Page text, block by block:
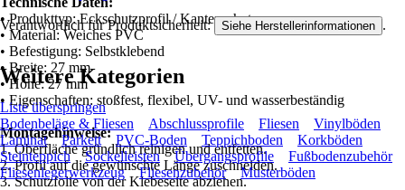
• Produkttyp: Eckschutzprofil / Kantenschutz
• Material: Weiches PVC
• Befestigung: Selbstklebend
• Breite: 27 mm
• Höhe: 27 mm
• Eigenschaften: stoßfest, flexibel, UV- und wasserbeständig
Montagehinweise:
1. Oberfläche gründlich reinigen und entfetten.
2. Profil auf die gewünschte Länge zuschneiden.
3. Schutzfolie von der Klebeseite abziehen.
Verantwortlich für Produktsicherheit: Siehe Herstellerinformationen .
Weitere Kategorien
Liste überspringen
Bodenbeläge & Fliesen
Abschlussprofile Fliesen
Vinylböden
Laminat
Parkett PVC-Boden Teppichboden
Korkböden
Steinteppich
Sockelleisten Übergangsprofile
Fußbodenzubehör
Fliesenlegerwerkzeug
Fliesenzubehör Musterböden